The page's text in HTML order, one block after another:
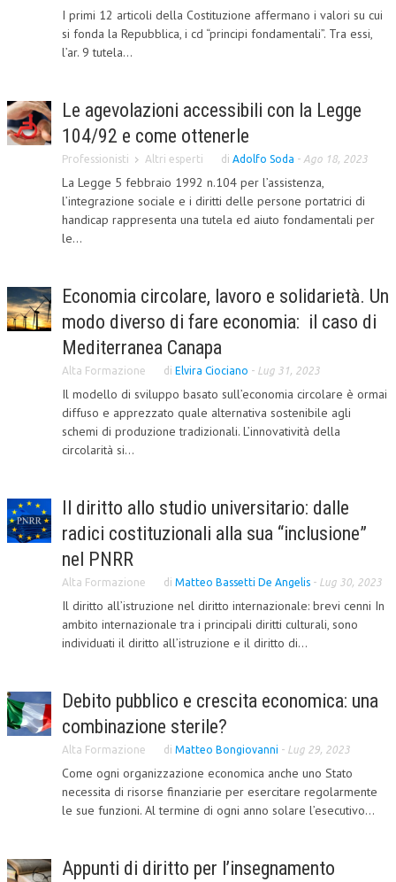
HUMAN RESOURCES
RISORSE UMANE
TREASURY IN FINANCIAL SERVICES
RISK MANAGEMENT
SVILUPPO SOSTENIBILE
PERSONA E CITTÀ
L’UMANISTA
DIRITTO PENALE D’IMPRESA
DIRITTO DEL LAVORO
DIRITTO DEL WEB
DIRITTO DELLE IMPRESE IN CRISI
CRIMINOLOGIA E CRIMINALISTICA
FISCO
DIRITTO TRIBUTARIO
TAX RISK MANAGEMENT
CRIMINOLOGIA TRIBUTARIA
TRANSFER PRICING
PRASSI
AMMINISTRATIVA
EUROPEA
I primi 12 articoli della Costituzione affermano i valori su cui
si fonda la Repubblica, i cd “principi fondamentali”. Tra essi,
l’ar. 9 tutela...
Le agevolazioni accessibili con la Legge
104/92 e come ottenerle
Professionisti Altri esperti di Adolfo Soda - Ago 18, 2023
La Legge 5 febbraio 1992 n.104 per l’assistenza,
l’integrazione sociale e i diritti delle persone portatrici di
handicap rappresenta una tutela ed aiuto fondamentali per
le...
Economia circolare, lavoro e solidarietà. Un
modo diverso di fare economia: il caso di
Mediterranea Canapa
Alta Formazione di Elvira Ciociano - Lug 31, 2023
Il modello di sviluppo basato sull’economia circolare è ormai
diffuso e apprezzato quale alternativa sostenibile agli
schemi di produzione tradizionali. L’innovatività della
circolarità si...
Il diritto allo studio universitario: dalle
radici costituzionali alla sua “inclusione”
nel PNRR
Alta Formazione di Matteo Bassetti De Angelis - Lug 30, 2023
Il diritto all’istruzione nel diritto internazionale: brevi cenni In
ambito internazionale tra i principali diritti culturali, sono
individuati il diritto all’istruzione e il diritto di...
Debito pubblico e crescita economica: una
combinazione sterile?
Alta Formazione di Matteo Bongiovanni - Lug 29, 2023
Come ogni organizzazione economica anche uno Stato
necessita di risorse finanziarie per esercitare regolarmente
le sue funzioni. Al termine di ogni anno solare l’esecutivo...
Appunti di diritto per l’insegnamento